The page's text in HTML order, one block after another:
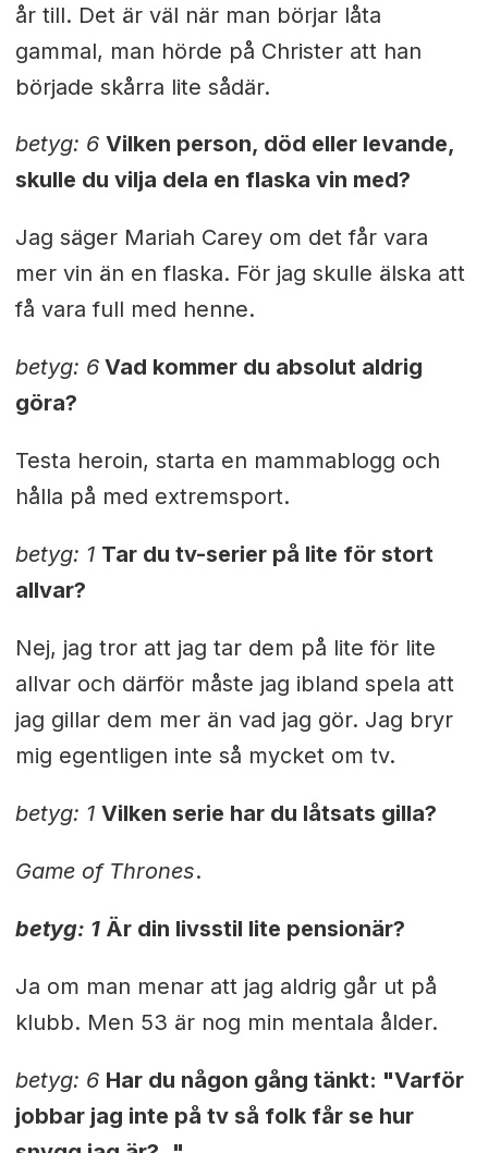
år till. Det är väl när man börjar låta
gammal, man hörde på Christer att han
började skårra lite sådär.
betyg: 6 Vilken person, död eller levande,
skulle du vilja dela en flaska vin med?
Jag säger Mariah Carey om det får vara
mer vin än en flaska. För jag skulle älska att
få vara full med henne.
betyg: 6Vad kommer du absolut aldrig
göra?
Testa heroin, starta en mammablogg och
hålla på med extremsport.
betyg: 1 Tar du tv-serier på lite för stort
allvar?
Nej, jag tror att jag tar dem på lite för lite
allvar och därför måste jag ibland spela att
jag gillar dem mer än vad jag gör. Jag bryr
mig egentligen inte så mycket om tv.
betyg: 1 Vilken serie har du låtsats gilla?
Game of Thrones.
betyg: 1Är din livsstil lite pensionär?
Ja om man menar att jag aldrig går ut på
klubb. Men 53 är nog min mentala ålder.
betyg: 6 Har du någon gång tänkt: "Varför
jobbar jag inte på tv så folk får se hur